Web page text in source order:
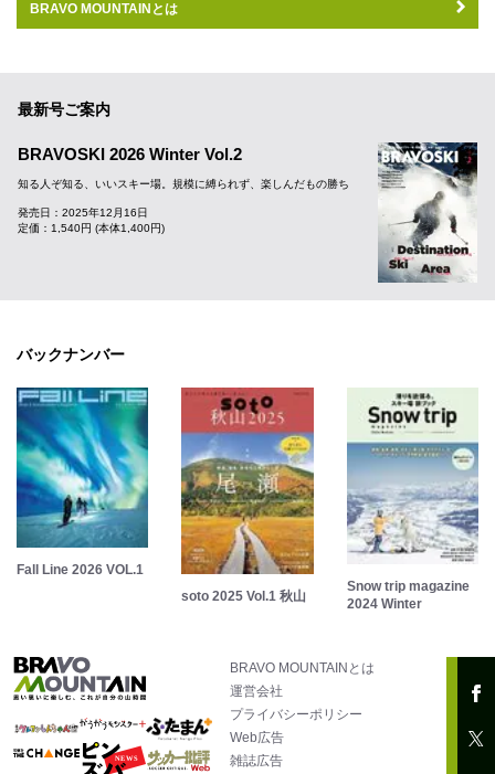
BRAVO MOUNTAINとは
最新号ご案内
BRAVOSKI 2026 Winter Vol.2
知る人ぞ知る、いいスキー場。規模に縛られず、楽しんだもの勝ち
発売日：2025年12月16日
定価：1,540円 (本体1,400円)
バックナンバー
Fall Line 2026 VOL.1
soto 2025 Vol.1 秋山
Snow trip magazine
2024 Winter
BRAVO MOUNTAINとは
運営会社
プライバシーポリシー
Web広告
雑誌広告